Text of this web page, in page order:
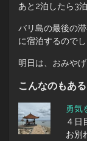
あと2泊したら3
バリ島の最後の
に宿泊するのでし
明日は、おみや
こんなのもある
勇気
４日
お別